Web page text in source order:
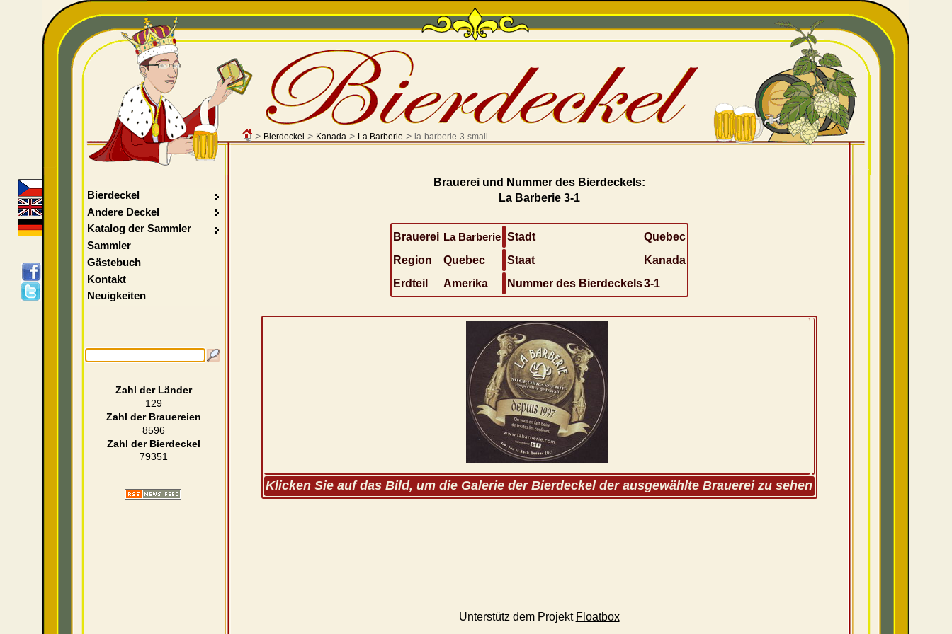
> Bierdeckel > Kanada> La Barberie > la-barberie-3-small
Brauerei und Nummer des Bierdeckels:
La Barberie 3-1
Brauerei La Barberie Stadt
Quebec
Region
Quebec Staat
Kanada
Erdteil
Amerika Nummer des Bierdeckels3-1
Klicken Sie auf das Bild, um die Galerie der Bierdeckel der ausgewählte Brauerei zu sehen
Unterstütz dem Projekt Floatbox
Bierdeckel
Andere Deckel
Katalog der Sammler
Sammler
Gästebuch
Kontakt
Neuigkeiten
Zahl der Länder
129
Zahl der Brauereien
8596
Zahl der Bierdeckel
79351